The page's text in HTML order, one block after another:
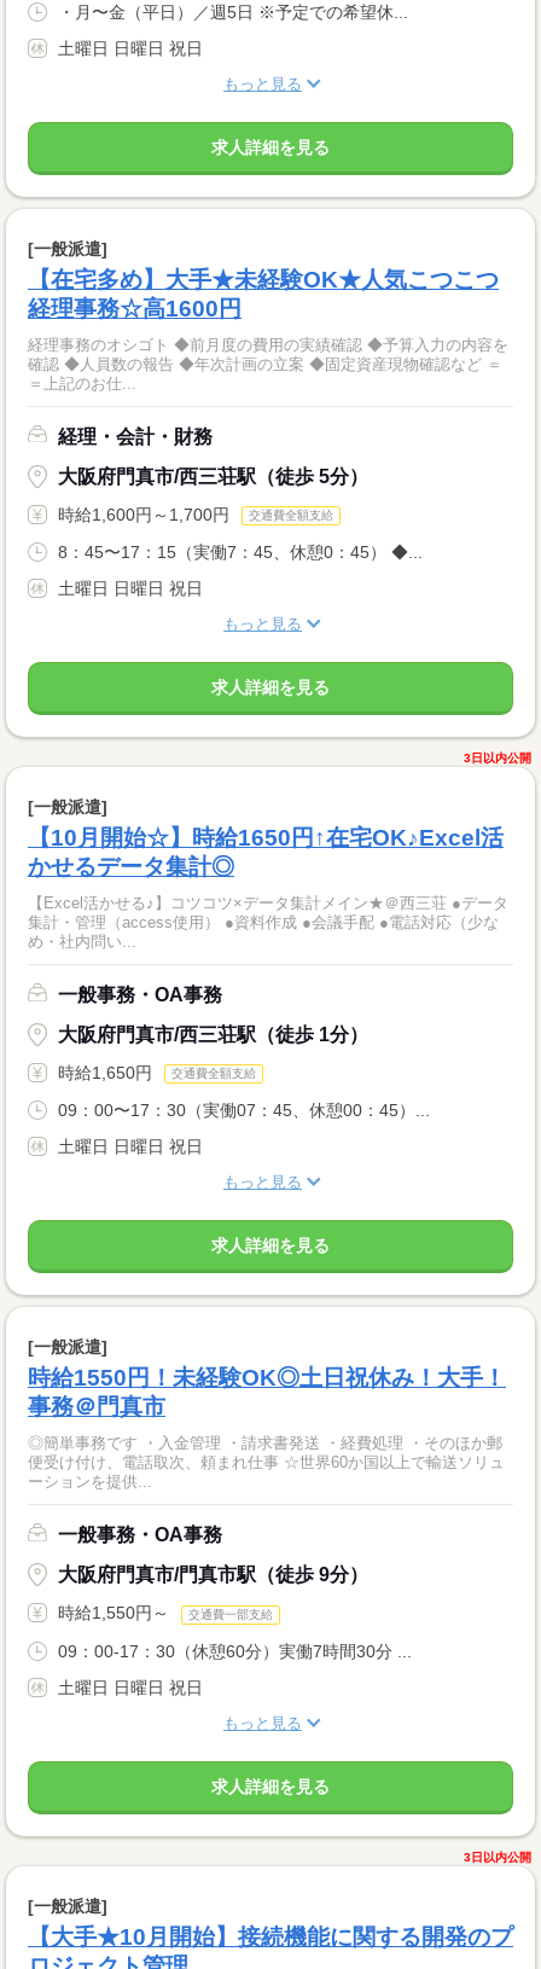
・月〜金（平日）／週5日 ※予定での希望休...
土曜日 日曜日 祝日
もっと見る
求人詳細を見る
[一般派遣]
【在宅多め】大手★未経験OK★人気こつこつ
経理事務☆高1600円
経理事務のオシゴト ◆前月度の費用の実績確認 ◆予算入力の内容を
確認 ◆人員数の報告 ◆年次計画の立案 ◆固定資産現物確認など ＝
＝上記のお仕...
経理・会計・財務
大阪府門真市/西三荘駅（徒歩 5分）
時給1,600円～1,700円 交通費全額支給
8：45〜17：15（実働7：45、休憩0：45） ◆...
土曜日 日曜日 祝日
もっと見る
求人詳細を見る
3日以内公開
[一般派遣]
【10月開始☆】時給1650円↑在宅OK♪Excel活
かせるデータ集計◎
【Excel活かせる♪】コツコツ×データ集計メイン★＠西三荘 ●データ
集計・管理（access使用） ●資料作成 ●会議手配 ●電話対応（少な
め・社内問い...
一般事務・OA事務
大阪府門真市/西三荘駅（徒歩 1分）
時給1,650円 交通費全額支給
09：00〜17：30（実働07：45、休憩00：45）...
土曜日 日曜日 祝日
もっと見る
求人詳細を見る
[一般派遣]
時給1550円！未経験OK◎土日祝休み！大手！
事務＠門真市
◎簡単事務です ・入金管理 ・請求書発送 ・経費処理 ・そのほか郵
便受け付け、電話取次、頼まれ仕事 ☆世界60か国以上で輸送ソリュ
ーションを提供...
一般事務・OA事務
大阪府門真市/門真市駅（徒歩 9分）
時給1,550円～ 交通費一部支給
09：00-17：30（休憩60分）実働7時間30分 ...
土曜日 日曜日 祝日
もっと見る
求人詳細を見る
3日以内公開
[一般派遣]
【大手★10月開始】接続機能に関する開発のプ